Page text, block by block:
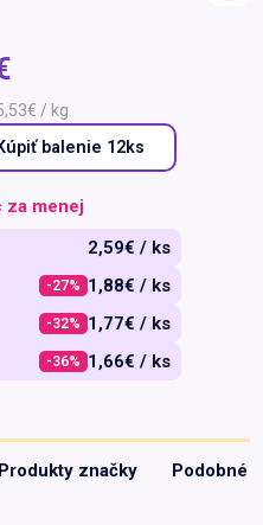
/ kg
balenie 12ks
za menej
2,59€ / ks
-27% 1,88€ / ks
-32% 1,77€ / ks
-36% 1,66€ / ks
Produkty značky Podobné